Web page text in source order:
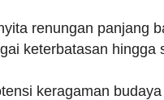
renungan panjang
keterbatasan hingga
keragaman